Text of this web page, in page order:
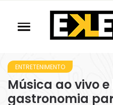
ENTRETENIMENTO
Música ao vivo
gastronomia